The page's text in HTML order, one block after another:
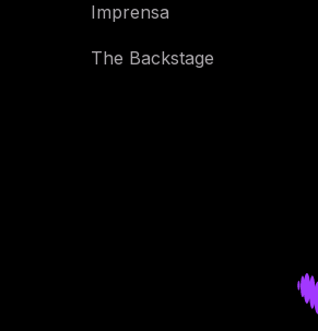
Imprensa
The Backstage